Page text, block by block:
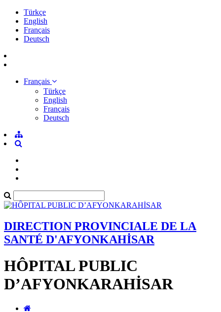
Türkçe
English
Français
Deutsch
Français
Türkçe
English
Français
Deutsch
DIRECTION PROVINCIALE DE LA
SANTÉ D'AFYONKAHİSAR
HÔPITAL PUBLIC
D’AFYONKARAHİSAR